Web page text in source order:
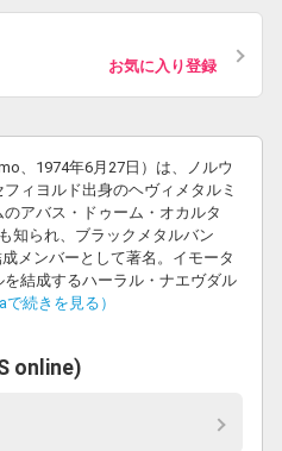
お気に入り登録
、1974年6月27日）は、ノルウ
ィヨルド出身のヘヴィメタルミ
アバス・ドゥーム・オカルタ
知られ、ブラックメタルバン
メンバーとして著名。イモータ
結成するハーラル・ナエヴダル
続きを見る）
online)